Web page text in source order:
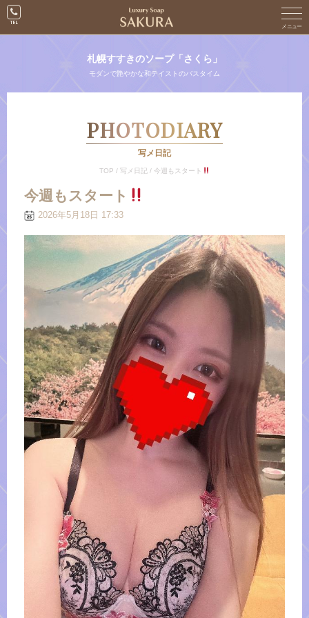
札幌すすきのソープ「さくら」
モダンで艶やかな和テイストのバスタイム
PHOTODIARY
写メ日記
TOP / 写メ日記 / 今週もスタート
今週もスタート
2026年5月18日 17:33